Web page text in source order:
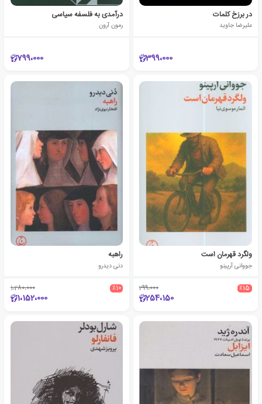
در برزخ کلمات
علیرضا جاوید
399،000
درآمدی به فلسفه سیاسی
رمون آرون
799،000
ولگرد قهرمان است
جووانی آرپینو
٪15 299،000
254،150
راهبه
دنی دیدرو
٪10 1،280،000
1،152،000